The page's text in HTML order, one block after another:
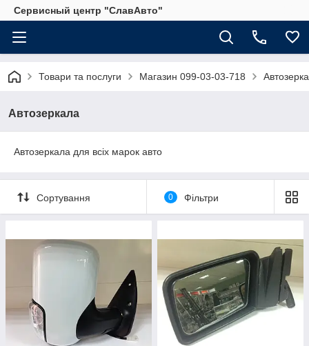
Сервисный центр "СлавАвто"
Товари та послуги Магазин 099-03-03-718
Автозеркала
Автозеркала для всіх марок авто
Сортування 0 Фільтри